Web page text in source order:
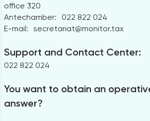
office 320
Antechamber:
022 822 024
E-mail: secretariat@monitor.tax
Support and Contact Center:
022 822 024
You want to obtain an
answer?